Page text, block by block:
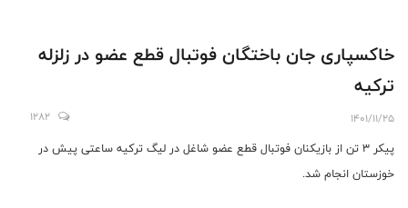
خاکسپاری جان باختگان فوتبال قطع عضو در زلزله
ترکیه
1401/11/25
1282
پیکر 3 تن از بازیکنان فوتبال قطع عضو شاغل در لیگ ترکیه ساعتی پیش در
خوزستان انجام شد.